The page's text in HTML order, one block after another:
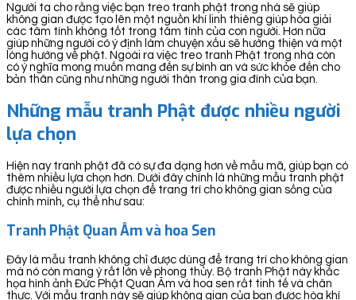
Người ta cho rằng việc bạn treo tranh phật trong nhà sẽ giúp
không gian được tạo lên một nguồn khí linh thiêng giúp hóa giải
các tâm tính không tốt trong tâm tính của con người. Hơn nữa
giúp những người có ý định làm chuyện xấu sẽ hướng thiện và một
lòng hướng về phật. Ngoài ra việc treo tranh Phật trong nhà còn
có ý nghĩa mong muốn mang đến sự bình an và sức khỏe đến cho
bản thân cũng như những người thân trong gia đình của bạn.
Những mẫu tranh Phật được nhiều người
lựa chọn
Hiện nay tranh phật đã có sự đa dạng hơn về mẫu mã, giúp bạn có
thêm nhiều lựa chọn hơn. Dưới đây chính là những mẫu tranh phật
được nhiều người lựa chọn để trang trí cho không gian sống của
chính mình, cụ thể như sau:
Tranh Phật Quan Âm và hoa Sen
Đây là mẫu tranh không chỉ được dùng để trang trí cho không gian
mà nó còn mang ý rất lớn về phong thủy. Bộ tranh Phật này khắc
họa hình ảnh Đức Phật Quan Âm và hoa sen rất tinh tế và chân
thực. Với mẫu tranh này sẽ giúp không gian của bạn được hòa khí